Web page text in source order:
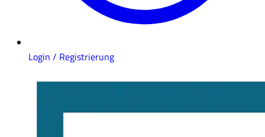
Login / Registrierung